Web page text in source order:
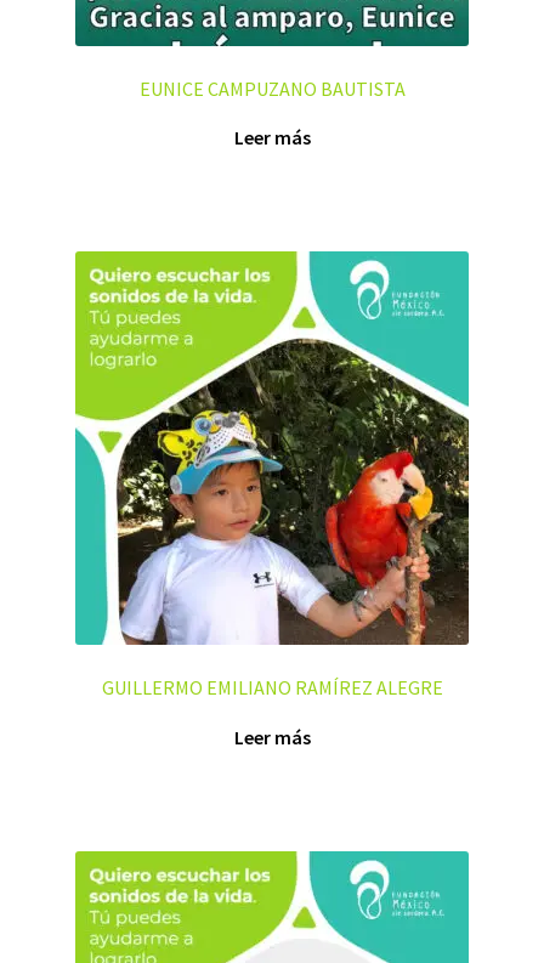
EUNICE CAMPUZANO BAUTISTA
Leer más
GUILLERMO EMILIANO RAMÍREZ ALEGRE
Leer más